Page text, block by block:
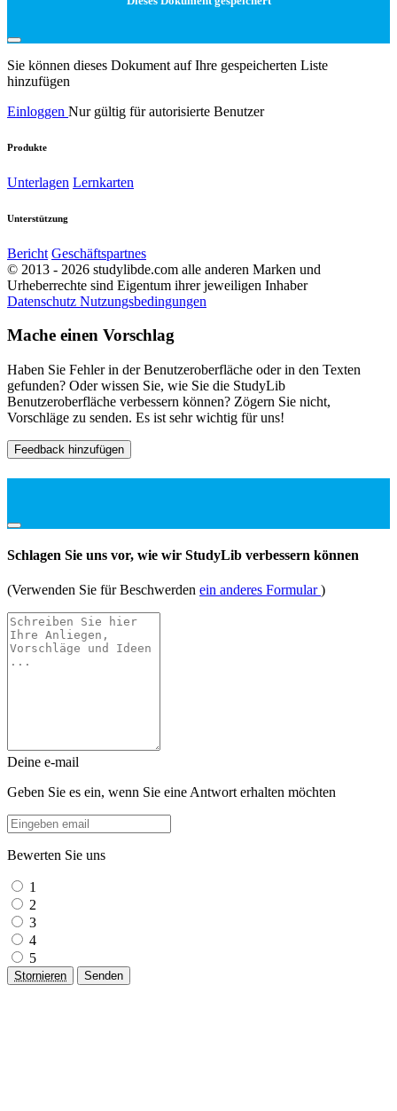
Sie können dieses Dokument auf Ihre gespeicherten Liste
hinzufügen
Einloggen Nur gültig für autorisierte Benutzer
Produkte
Unterlagen Lernkarten
Unterstützung
Bericht Geschäftspartnes
© 2013 - 2026 studylibde.com alle anderen Marken und
Urheberrechte sind Eigentum ihrer jeweiligen Inhaber
Datenschutz Nutzungsbedingungen
Mache einen Vorschlag
Haben Sie Fehler in der Benutzeroberfläche oder in den Texten
gefunden? Oder wissen Sie, wie Sie die StudyLib
Benutzeroberfläche verbessern können? Zögern Sie nicht,
Vorschläge zu senden. Es ist sehr wichtig für uns!
Feedback hinzufügen
Schlagen Sie uns vor, wie wir StudyLib verbessern können
(Verwenden Sie für Beschwerden ein anderes Formular)
Deine e-mail
Geben Sie es ein, wenn Sie eine Antwort erhalten möchten
Bewerten Sie uns
1
2
3
4
5
Stornieren Senden